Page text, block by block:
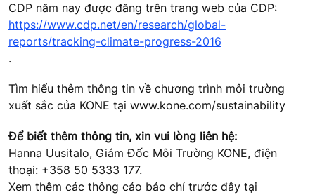
CDP năm nay được đăng trên trang web của CDP:
https://www.cdp.net/en/research/global-
reports/tracking-climate-progress-2016
.
Tìm hiểu thêm thông tin về chương trình môi trường
xuất sắc của KONE tại www.kone.com/sustainability
Để biết thêm thông tin, xin vui lòng liên hệ:
Hanna Uusitalo, Giám Đốc Môi Trường KONE, điện
thoại: +358 50 5333 177.
Xem thêm các thông cáo báo chí trước đây tại